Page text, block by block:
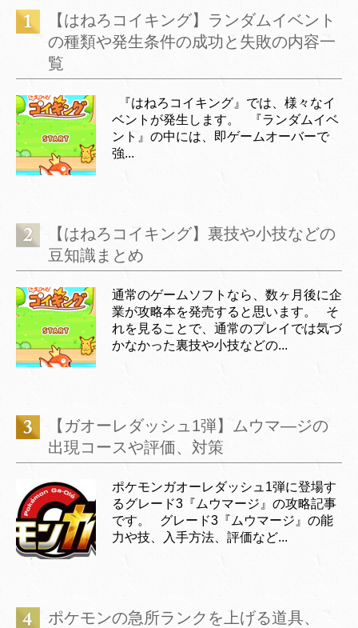
【はねろコイキング】ランダムイベント
の種類や発生条件の成功と失敗の内容一
覧
『はねろコイキング』では、様々なイ
ベントが発生します。 『ランダムイベ
ント』の中には、即ゲームオーバーで
強...
【はねろコイキング】裏技や小技などの
豆知識まとめ
通常のゲームソフトなら、数ヶ月後に企
業が攻略本を発売すると思います。 そ
れを見ることで、通常のプレイでは気づ
かなかった裏技や小技などの...
【ガオーレダッシュ1弾】ムウマ―ジの
出現コースや評価、対策
ポケモンガオーレダッシュ1弾に登場す
るグレード3『ムウマージ』の攻略記事
です。 グレード3『ムウマージ』の能
力や技、入手方法、評価など...
ポケモンの急所ランクを上げる道具、